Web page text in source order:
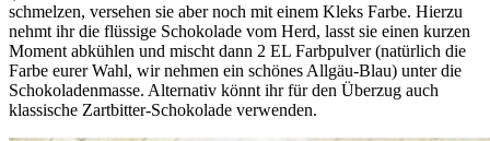
schmelzen, versehen sie aber noch mit einem Kleks Farbe. Hierzu
nehmt ihr die flüssige Schokolade vom Herd, lasst sie einen kurzen
Moment abkühlen und mischt dann 2 EL Farbpulver (natürlich die
Farbe eurer Wahl, wir nehmen ein schönes Allgäu-Blau) unter die
Schokoladenmasse. Alternativ könnt ihr für den Überzug auch
klassische Zartbitter-Schokolade verwenden.